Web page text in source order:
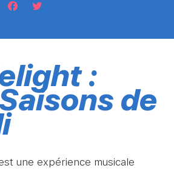
:
de
une expérience musicale